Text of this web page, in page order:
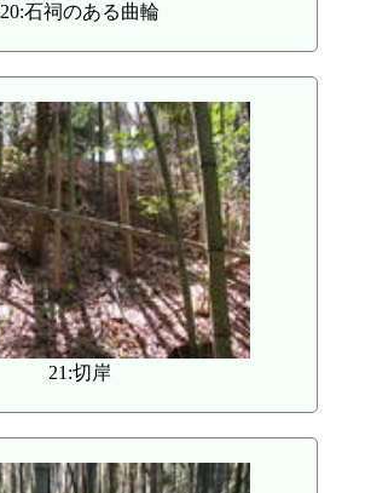
20:石祠のある曲輪
21:切岸